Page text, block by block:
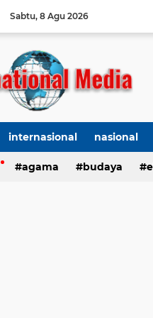
Sabtu 8 Agu 2026
internasional nasional
TNI-Polri Organisasi
agama budaya